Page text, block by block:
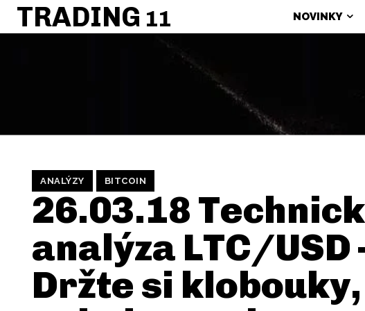
TRADING 11 NOVINKY
ANALÝZY BITCOIN
26.03.18
analýza LTC/USD
Držte si klobouky,